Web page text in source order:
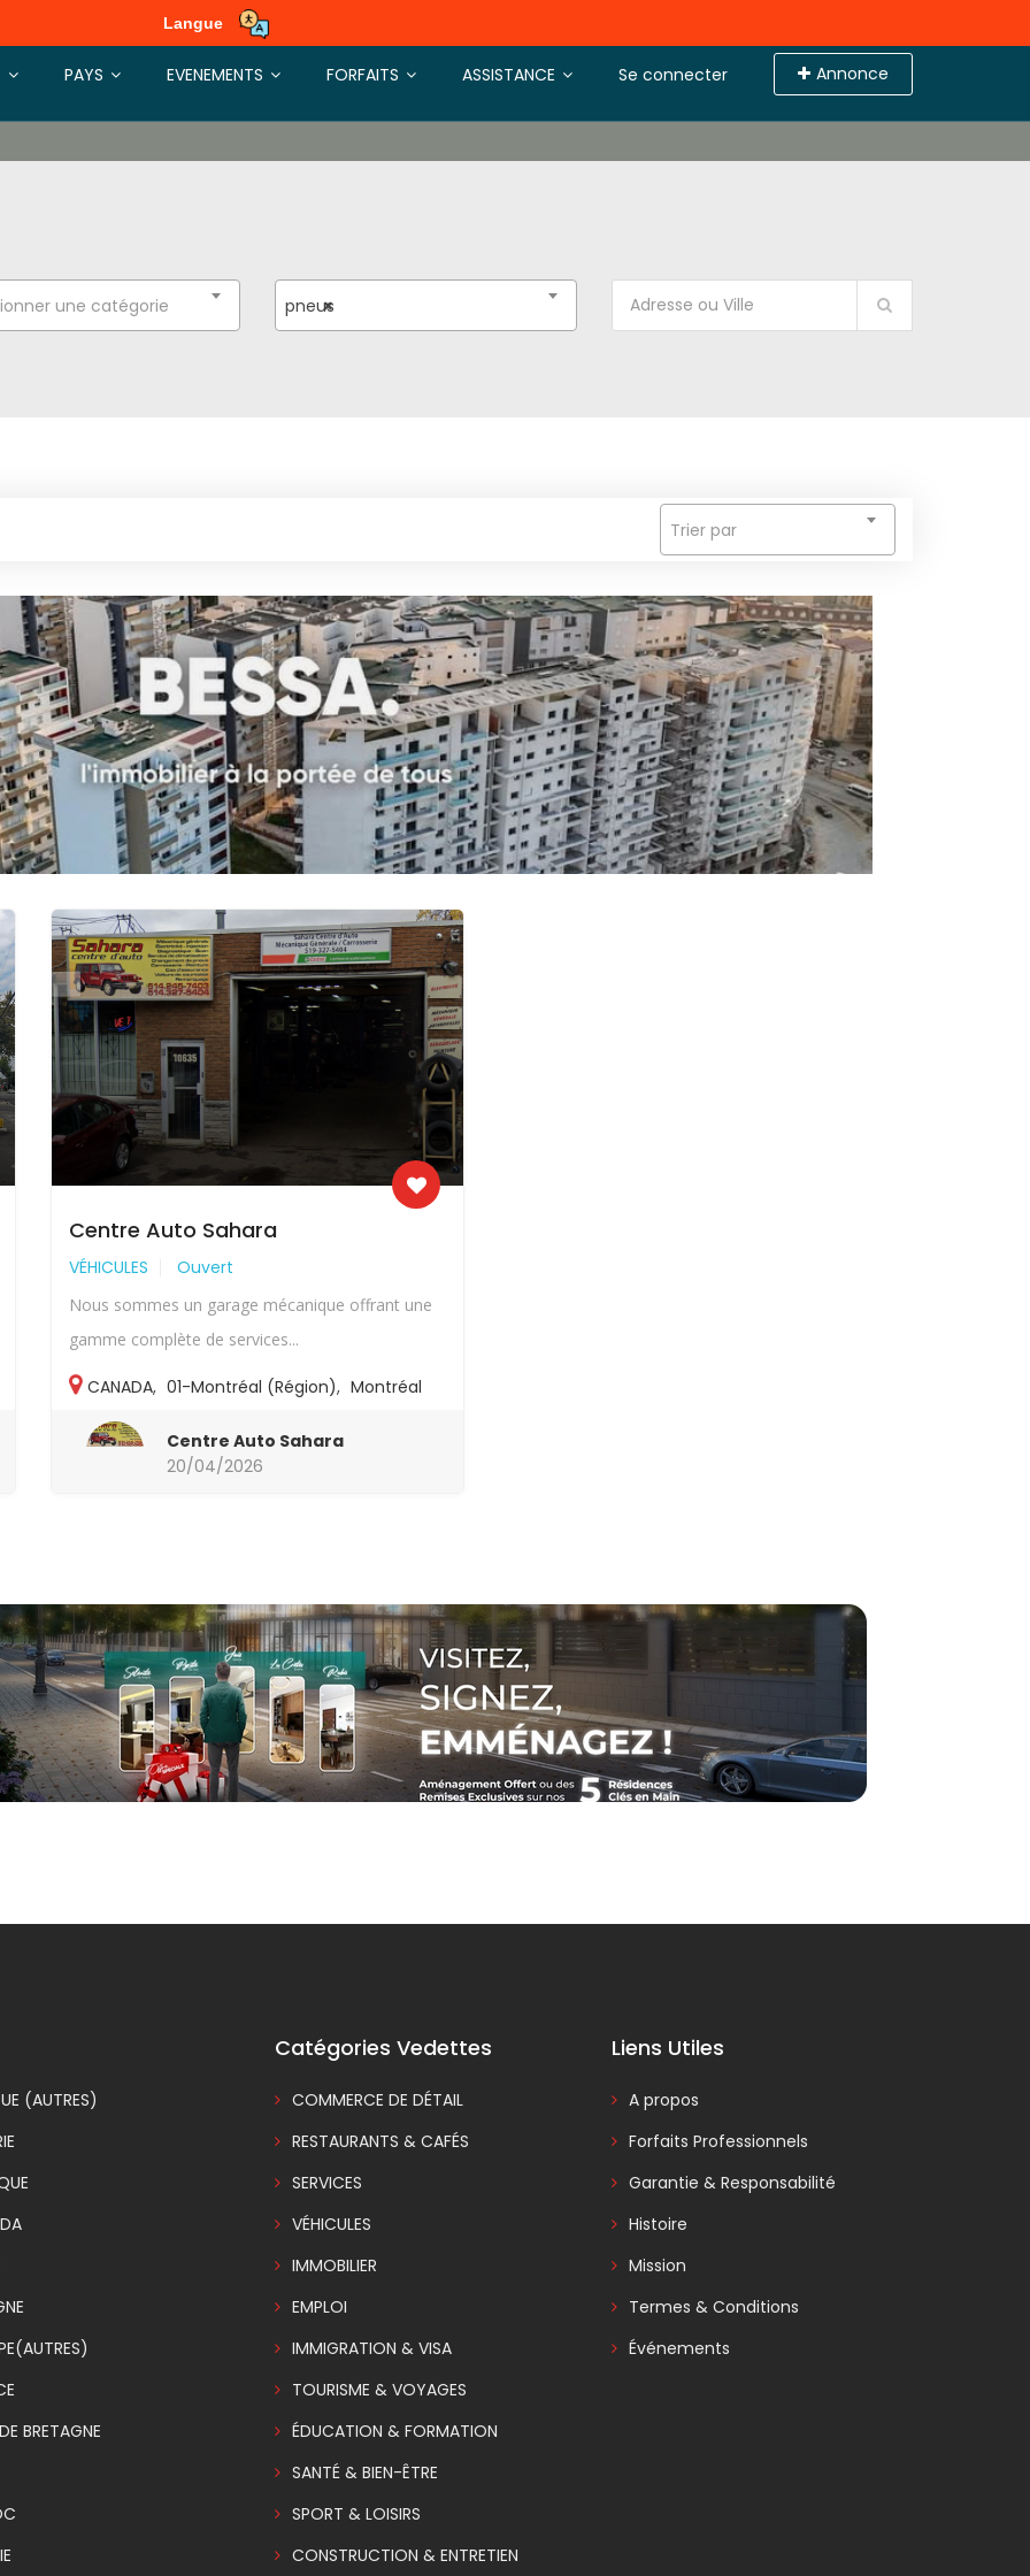
Langue
Se connecter Annonce
PAYS EVENEMENTS FORFAITS ASSISTANCE
une catégorie ×
pneus
Trier par
Centre Auto Sahara
VÉHICULES Ouvert
Nous sommes un garage mécanique offrant une
gamme complète de services...
CANADA, 01-Montréal (Région), Montréal
Centre Auto Sahara
20/04/2026
(AUTRES)
BRETAGNE
Catégories Vedettes
COMMERCE DE DÉTAIL
RESTAURANTS & CAFÉS
SERVICES
VÉHICULES
IMMOBILIER
EMPLOI
IMMIGRATION & VISA
TOURISME & VOYAGES
ÉDUCATION & FORMATION
SANTÉ & BIEN-ÊTRE
SPORT & LOISIRS
CONSTRUCTION & ENTRETIEN
Liens Utiles
A propos
Forfaits Professionnels
Garantie & Responsabilité
Histoire
Mission
Termes & Conditions
Événements